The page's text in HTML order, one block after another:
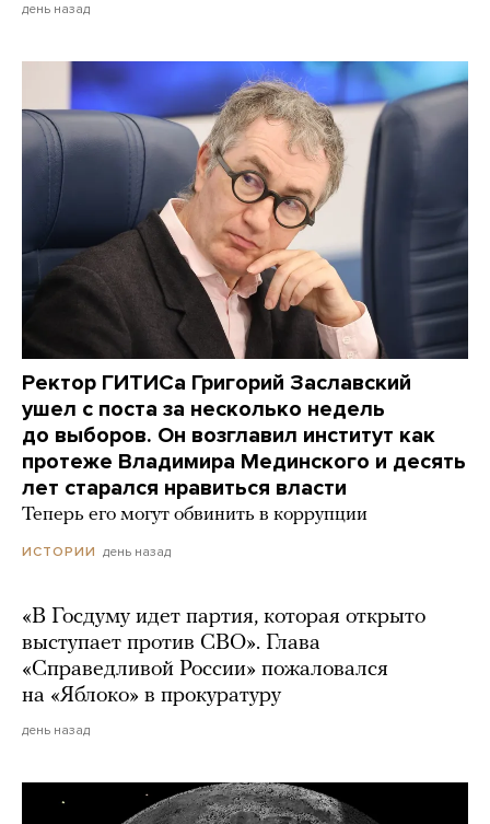
день назад
Ректор ГИТИСа Григорий Заславский
ушел с поста за несколько недель
до выборов. Он возглавил институт как
протеже Владимира Мединского и десять
лет старался нравиться власти
Теперь его могут обвинить в коррупции
ИСТОРИИ день назад
«В Госдуму идет партия, которая открыто
выступает против СВО». Глава
«Справедливой России» пожаловался
на «Яблоко» в прокуратуру
день назад